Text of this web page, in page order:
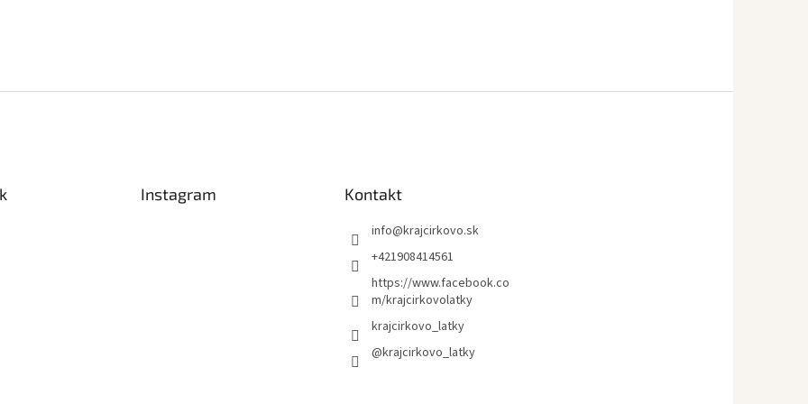
Instagram Kontakt
info@krajcirkovo.sk
+421908414561
https://www.facebook.co
m/krajcirkovolatky
krajcirkovo_latky
@krajcirkovo_latky